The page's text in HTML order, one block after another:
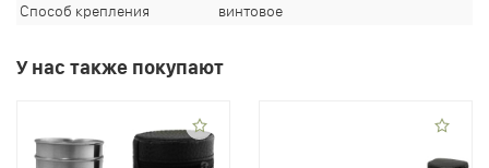
Способ крепления
винтовое
У нас также покупают